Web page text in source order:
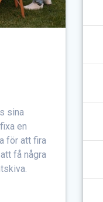
sina
en
för att fira
få några